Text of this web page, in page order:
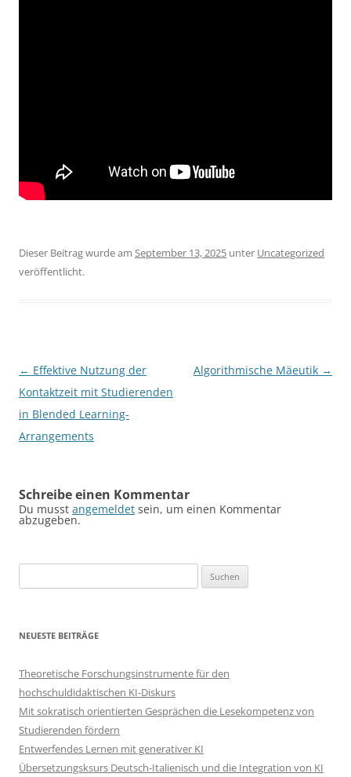
Dieser Beitrag wurde am September 13, 2025 unter Uncategorized
veröffentlicht.
Beitragsnavigation
← Effektive Nutzung der
Kontaktzeit mit Studierenden
in Blended Learning-
Arrangements
Algorithmische Mäeutik →
Schreibe einen Kommentar
Du musst angemeldet sein, um einen Kommentar
abzugeben.
nach:
NEUESTE BEITRÄGE
Theoretische Forschungsinstrumente für den
hochschuldidaktischen KI-Diskurs
Mit sokratisch orientierten Gesprächen die Lesekompetenz von
Studierenden fördern
Entwerfendes Lernen mit generativer KI
Übersetzungsksurs Deutsch-Italienisch und die Integration von KI